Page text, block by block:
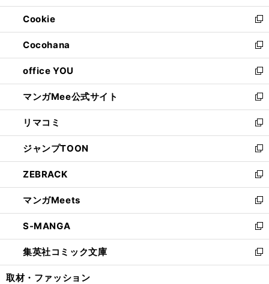
開
く
ウ
で
開
く
ン
ド
ウ
で
開
く
ウ
ィ
ン
ド
ウ
で
開
く
Cookie
新
し
い
ウ
ィ
ン
ド
ウ
で
開
く
Cocohana
新
し
い
ウ
ィ
ン
ド
ウ
で
開
く
office YOU
新
し
い
ウ
ィ
ン
ド
ウ
で
開
く
マンガMee公式サイト
新
し
い
ウ
ィ
ン
ド
ウ
で
開
く
リマコミ
新
し
い
ウ
ィ
ン
ド
ウ
で
開
く
ジャンプTOON
新
し
い
ウ
ィ
ン
ド
ウ
で
開
ZEBRACK
新
し
い
ウ
ィ
ン
ド
ウ
マンガMeets
新
し
い
ウ
ィ
ン
S-MANGA
新
し
い
ウ
集英社コミック文庫
新
し
取材・ファッション